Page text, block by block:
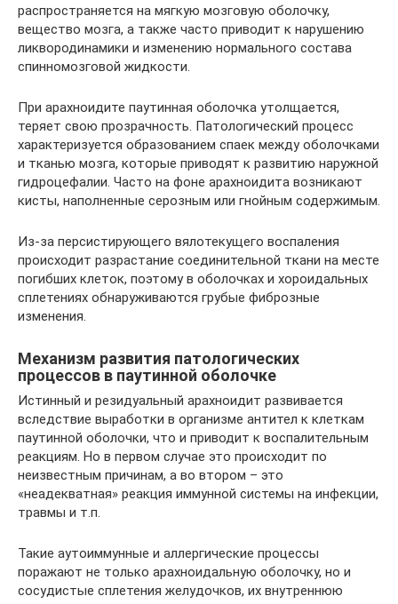
распространяется на мягкую мозговую оболочку,
вещество мозга, а также часто приводит к нарушению
ликвородинамики и изменению нормального состава
спинномозговой жидкости.
При арахноидите паутинная оболочка утолщается,
теряет свою прозрачность. Патологический процесс
характеризуется образованием спаек между оболочками
и тканью мозга, которые приводят к развитию наружной
гидроцефалии. Часто на фоне арахноидита возникают
кисты, наполненные серозным или гнойным содержимым.
Из-за персистирующего вялотекущего воспаления
происходит разрастание соединительной ткани на месте
погибших клеток, поэтому в оболочках и хороидальных
сплетениях обнаруживаются грубые фиброзные
изменения.
Механизм развития патологических
процессов в паутинной оболочке
Истинный и резидуальный арахноидит развивается
вследствие выработки в организме антител к клеткам
паутинной оболочки, что и приводит к воспалительным
реакциям. Но в первом случае это происходит по
неизвестным причинам, а во втором – это
«неадекватная» реакция иммунной системы на инфекции,
травмы и т.п.
Такие аутоиммунные и аллергические процессы
поражают не только арахноидальную оболочку, но и
сосудистые сплетения желудочков, их внутреннюю